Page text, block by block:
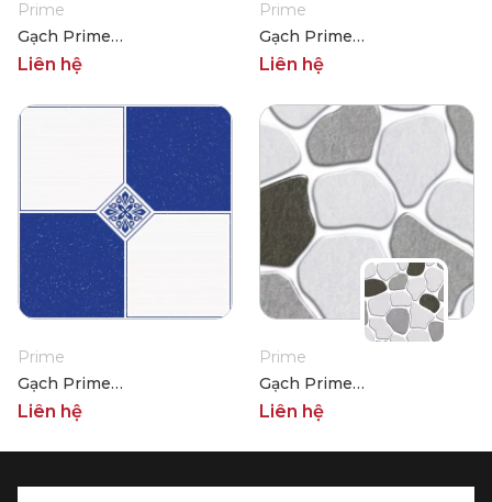
Prime
Gạch Prime
06.300300.02724
Liên hệ
Prime
Gạch Prime
06.300300.02726
Liên hệ
Prime
Gạch Prime
06.300300.02727
Liên hệ
Prime
Gạch Prime
06.300300.09197
Liên hệ